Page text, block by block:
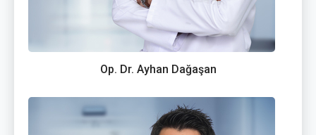
Op. Dr. Ayhan Dağaşan